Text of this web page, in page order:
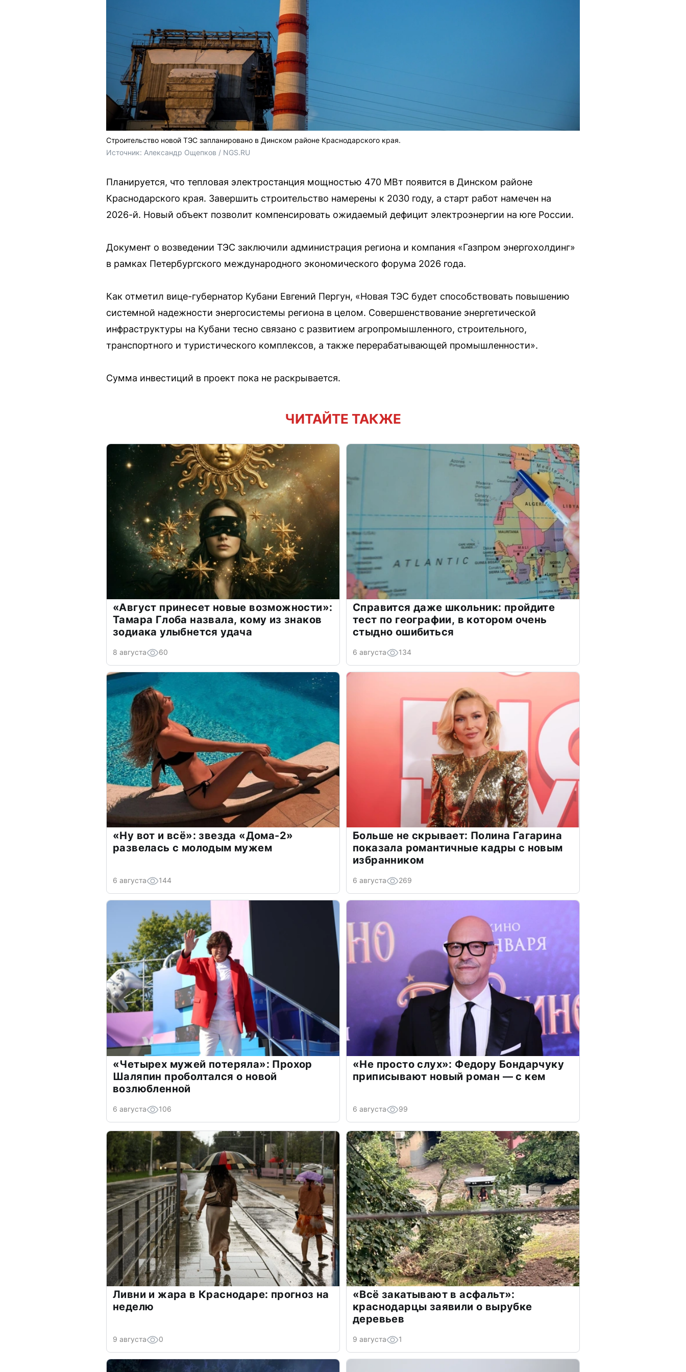
Строительство новой ТЭС запланировано в Динском районе Краснодарского края.
Источник: Александр Ощепков / NGS.RU
Планируется, что тепловая электростанция мощностью 470 МВт появится в Динском районе
Краснодарского края. Завершить строительство намерены к 2030 году, а старт работ намечен на
2026-й. Новый объект позволит компенсировать ожидаемый дефицит электроэнергии на юге России.
Документ о возведении ТЭС заключили администрация региона и компания «Газпром энергохолдинг»
в рамках Петербургского международного экономического форума 2026 года.
Как отметил вице-губернатор Кубани Евгений Пергун, «Новая ТЭС будет способствовать повышению
системной надежности энергосистемы региона в целом. Совершенствование энергетической
инфраструктуры на Кубани тесно связано с развитием агропромышленного, строительного,
транспортного и туристического комплексов, а также перерабатывающей промышленности».
Сумма инвестиций в проект пока не раскрывается.
ЧИТАЙТЕ ТАКЖЕ
«Август принесет новые возможности»:
Тамара Глоба назвала, кому из знаков
зодиака улыбнется удача
8 августа 60
Справится даже школьник: пройдите
тест по географии, в котором очень
стыдно ошибиться
6 августа 134
«Ну вот и всё»: звезда «Дома-2»
развелась с молодым мужем
6 августа 144
Больше не скрывает: Полина Гагарина
показала романтичные кадры с новым
избранником
6 августа 269
«Четырех мужей потеряла»: Прохор
Шаляпин проболтался о новой
возлюбленной
6 августа 106
«Не просто слух»: Федору Бондарчуку
приписывают новый роман — с кем
6 августа 99
Ливни и жара в Краснодаре: прогноз на
неделю
9 августа 0
«Всё закатывают в асфальт»:
краснодарцы заявили о вырубке
деревьев
9 августа 1